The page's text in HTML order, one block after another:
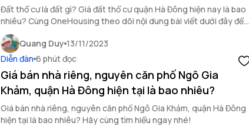
Đất thổ cư là đất gì? Giá đất thổ cư quận Hà Đông hiện nay là bao
nhiêu? Cùng OneHousing theo dõi nội dung bài viết dưới đây để
biết thêm thông tin nhé!
Quang Duy 13/11/2023
Diễn đàn 6 phút đọc
Giá bán nhà riêng, nguyên căn phố Ngô Gia
Khảm, quận Hà Đông hiện tại là bao nhiêu?
Giá bán nhà riêng, nguyên căn phố Ngô Gia Khảm, quận Hà Đông
hiện tại là bao nhiêu? Hãy cùng tìm hiểu ngay nhé!